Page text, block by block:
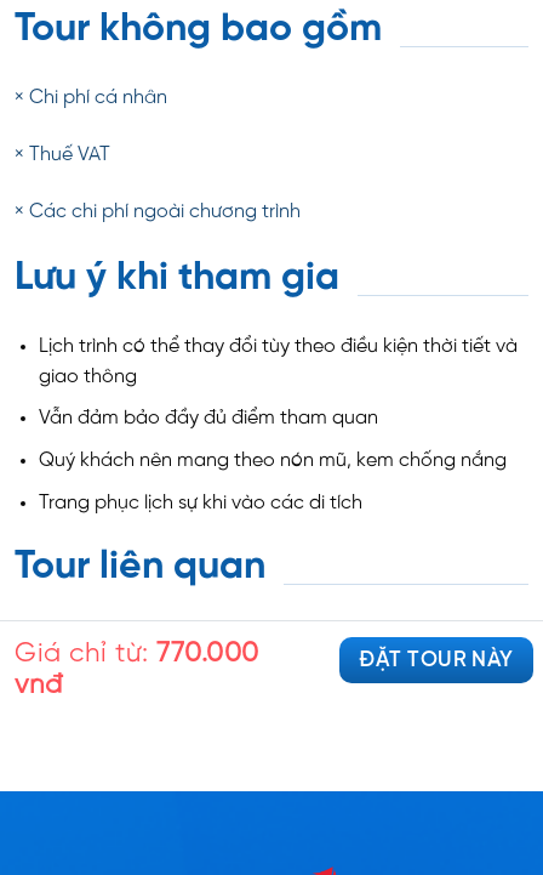
Tour không bao gồm
× Chi phí cá nhân
× Thuế VAT
× Các chi phí ngoài chương trình
Lưu ý khi tham gia
Lịch trình có thể thay đổi tùy theo điều kiện thời tiết và
giao thông
Vẫn đảm bảo đầy đủ điểm tham quan
Quý khách nên mang theo nón mũ, kem chống nắng
Trang phục lịch sự khi vào các di tích
Tour liên quan
Giá chỉ từ: 770.000
vnđ
ĐẶT TOUR NÀY